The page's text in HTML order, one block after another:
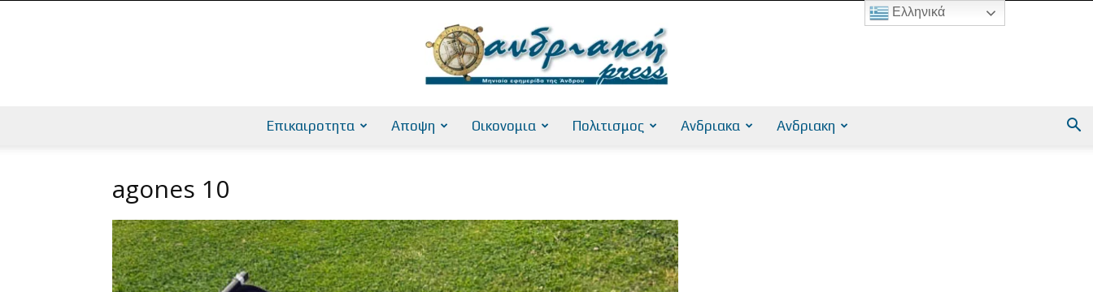
Επικαιροτητα Αποψη Οικονομια Πολιτισμος Ανδριακα Ανδριακη
agones 10
Ελληνικά